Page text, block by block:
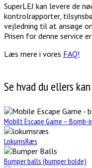
SuperLEJ kan levere de
kontrolrapporter,
vejledning til at ansøge
Prisen for denne service
Læs mere i vores FAQ!
Se hvad du ellers
Mobilt Escape Game – Bomb-
LokumsRæs
Bumper balls (bumper bolde)